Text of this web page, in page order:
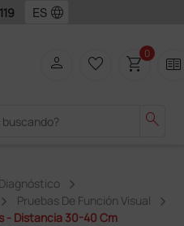
language
search
person favorite_border shopping_cart0 two_pager
Diagnóstico
Pruebas De Función Visual
- Distancia 30-40 Cm